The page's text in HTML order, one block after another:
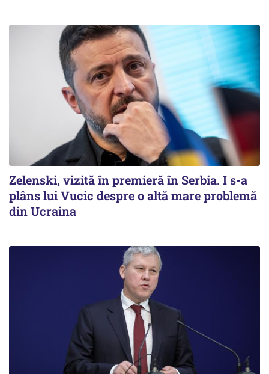
Zelenski, vizită în premieră în Serbia. I s-a
plâns lui Vucic despre o altă mare problemă
din Ucraina